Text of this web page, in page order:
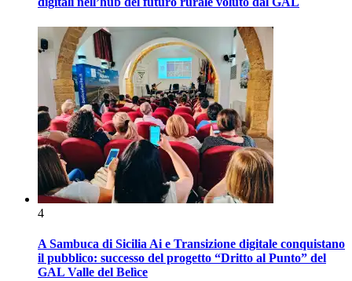
4
A Sambuca di Sicilia Ai e Transizione digitale conquistano
il pubblico: successo del progetto “Dritto al Punto” del
GAL Valle del Belìce